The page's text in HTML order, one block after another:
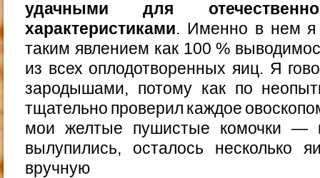
удачными для
характеристиками. Именно в нем я
таким явлением как 100 %
из всех оплодотворенных яиц. Я
зародышами, потому как по
тщательно проверил каждое
мои желтые пушистые комочки —
вылупились, осталось несколько
вручную